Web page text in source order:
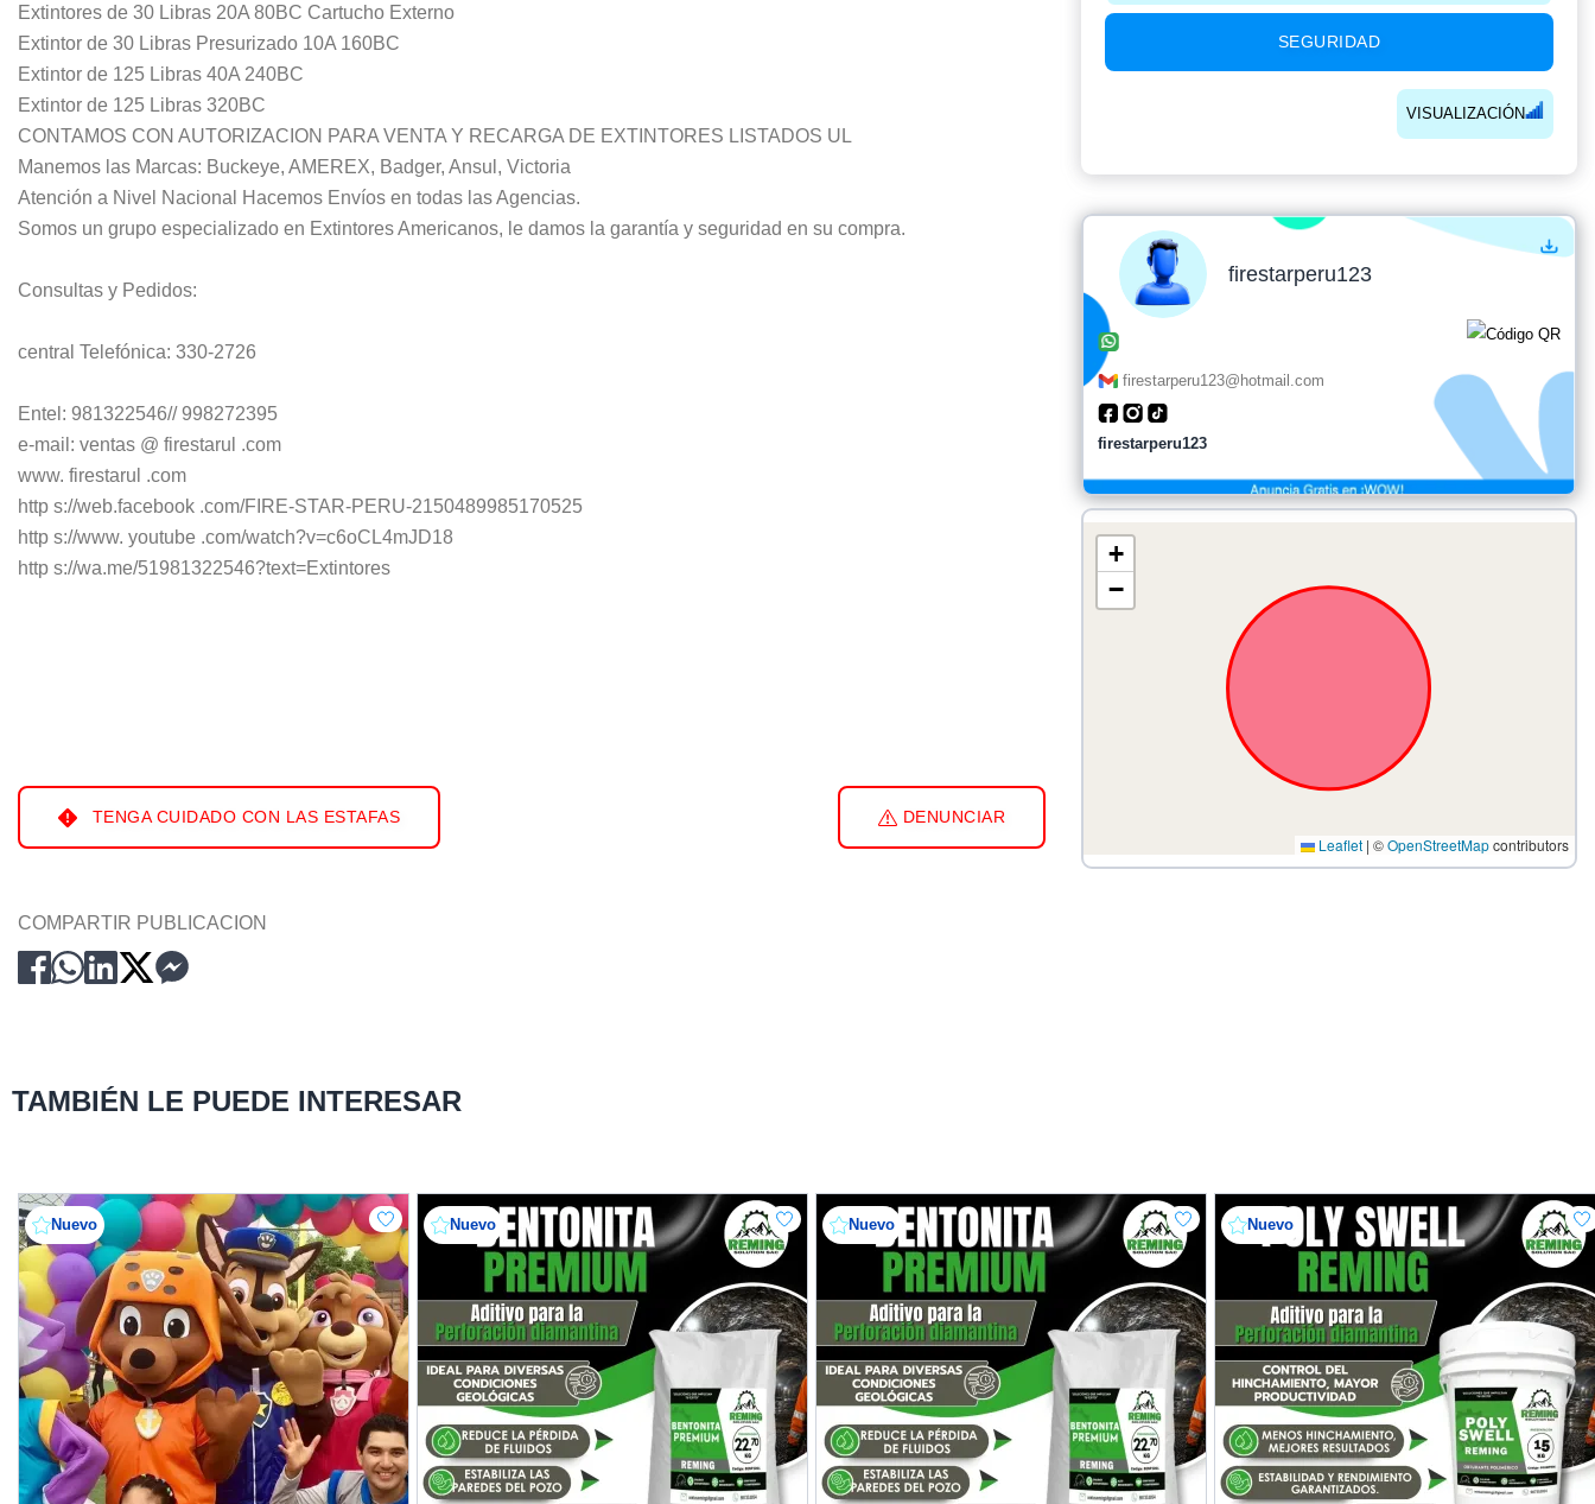
Extintores de 30 Libras 20A 80BC Cartucho Externo
Extintor de 30 Libras Presurizado 10A 160BC
Extintor de 125 Libras 40A 240BC
Extintor de 125 Libras 320BC
CONTAMOS CON AUTORIZACION PARA VENTA Y RECARGA DE EXTINTORES LISTADOS UL
Manemos las Marcas: Buckeye, AMEREX, Badger, Ansul, Victoria
Atención a Nivel Nacional Hacemos Envíos en todas las Agencias.
Somos un grupo especializado en Extintores Americanos, le damos la garantía y seguridad en su compra.
Consultas y Pedidos:
central Telefónica: 330-2726
Entel: 981322546// 998272395
e-mail: ventas @ firestarul .com
www. firestarul .com
http s://web.facebook .com/FIRE-STAR-PERU-2150489985170525
http s://www. youtube .com/watch?v=c6oCL4mJD18
http s://wa.me/51981322546?text=Extintores
TENGA CUIDADO CON LAS ESTAFAS DENUNCIAR
COMPARTIR PUBLICACION
SEGURIDAD
VISUALIZACIÓN
firestarperu123
firestarperu123@hotmail.com
firestarperu123
+
−
Leaflet | ©OpenStreetMapcontributors
TAMBIÉN LE PUEDE INTERESAR
Nuevo Nuevo Nuevo Nuevo